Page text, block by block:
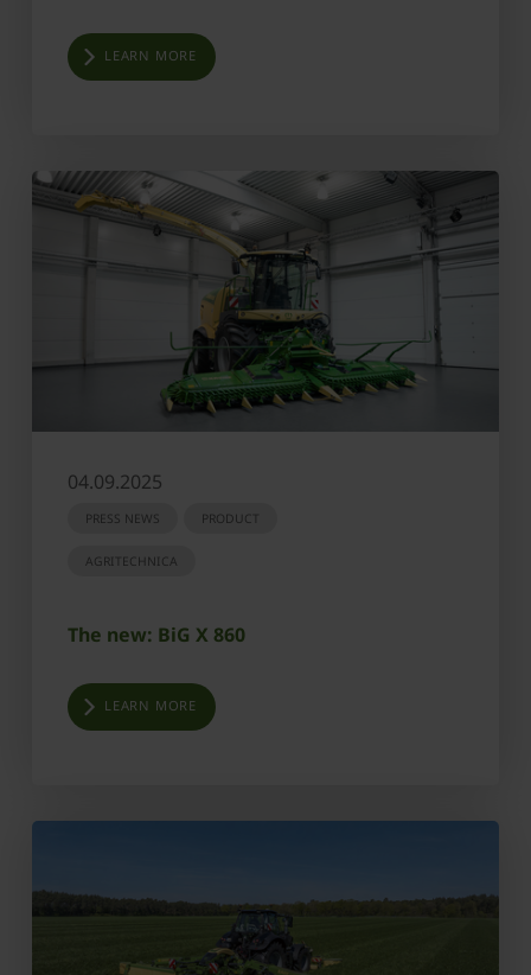
LEARN MORE
04.09.2025
PRESS NEWS PRODUCT
AGRITECHNICA
The new: BiG X 860
LEARN MORE